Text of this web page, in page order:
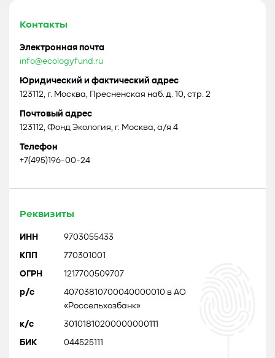
Контакты
Электронная почта
info@ecologyfund.ru
Юридический и фактический адрес
123112, г. Москва, Пресненская наб. д. 10, стр. 2
Почтовый адрес
123112, Фонд Экология, г. Москва, а/я 4
Телефон
+7(495)196-00-24
Реквизиты
ИНН 9703055433
КПП 770301001
ОГРН 1217700509707
р/с
40703810700040000010 в АО
«Россельхозбанк»
к/с 30101810200000000111
БИК 044525111